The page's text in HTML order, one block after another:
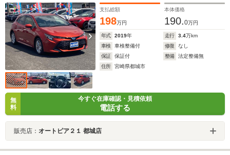
支払総額
198万円
本体価格
190.0万円
年式 2019年 走行 3.4万km
車検
車検整備付 修復
なし
保証
保証付 整備
法定整備無
住所
宮崎県都城市
無
料
今すぐ在庫確認・見積依頼
電話する
販売店： オートピア２１ 都城店